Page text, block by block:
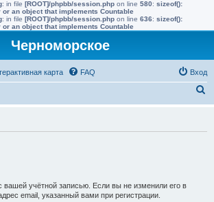
: in file [ROOT]/phpbb/session.php on line 580: sizeof():
an object that implements Countable
: in file [ROOT]/phpbb/session.php on line 636: sizeof():
an object that implements Countable
Черноморское
карта FAQ Вход
вашей учётной записью. Если вы не изменили его в
email, указанный вами при регистрации.